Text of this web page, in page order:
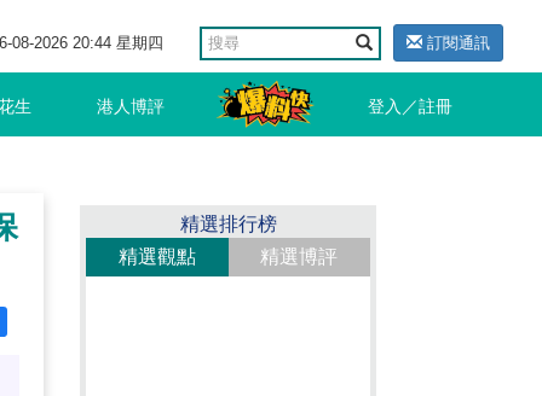
08-2026 20:44 星期四 訂閱通訊
生 港人博評 登入／註冊
精選排行榜
精選觀點
精選博評